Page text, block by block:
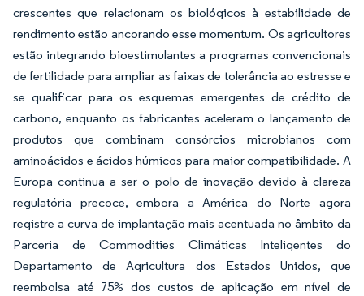
crescentes que relacionam os biológicos à estabilidade de
rendimento estão ancorando esse momentum. Os agricultores
estão integrando bioestimulantes a programas convencionais
de fertilidade para ampliar as faixas de tolerância ao estresse e
se qualificar para os esquemas emergentes de crédito de
carbono, enquanto os fabricantes aceleram o lançamento de
produtos que combinam consórcios microbianos com
aminoácidos e ácidos húmicos para maior compatibilidade. A
Europa continua a ser o polo de inovação devido à clareza
regulatória precoce, embora a América do Norte agora
registre a curva de implantação mais acentuada no âmbito da
Parceria de Commodities Climáticas Inteligentes do
Departamento de Agricultura dos Estados Unidos, que
reembolsa até 75% dos custos de aplicação em nível de